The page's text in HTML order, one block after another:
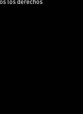
los derechos